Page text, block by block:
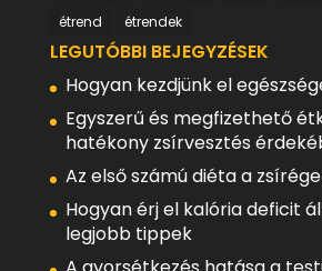
étrend
étrendek
LEGUTÓBBI BEJEGYZÉSEK
Hogyan kezdjünk el
Egyszerű és megfizethető
hatékony zsírvesztés
Az első számú diéta a
Hogyan érj el kalória deficit
legjobb tippek